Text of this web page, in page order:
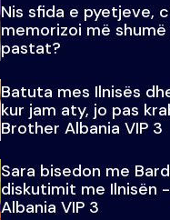
Nis sfida e pyetjeve,
memorizoi më
pastat?
Batuta mes Ilnisës
kur jam aty, jo pas
Brother Albania VIP 3
Sara bisedon me
diskutimit me Ilnisën
Albania VIP 3